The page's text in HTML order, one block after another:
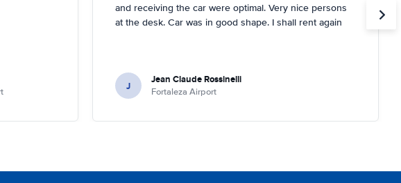
and receiving the car were optimal. Very nice persons
at the desk. Car was in good shape. I shall rent again
J Jean Claude Rossinelli
Fortaleza Airport